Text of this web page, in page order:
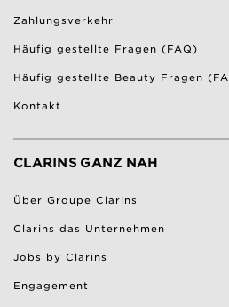
Zahlungsverkehr
Häufig gestellte Fragen (FAQ)
Häufig gestellte Beauty Fragen
Kontakt
CLARINS GANZ NAH
Über Groupe Clarins
Clarins das Unternehmen
Jobs by Clarins
Engagement